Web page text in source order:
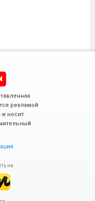
рекламой
и носит
на